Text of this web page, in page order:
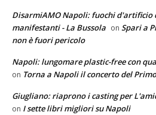
DisarmiAMO Napoli: fuochi d'artificio
manifestanti - La Bussola on Spari a
non è fuori pericolo
Napoli: lungomare plastic-free con
on Torna a Napoli il concerto del
Giugliano: riaprono i casting per
on I sette libri migliori su Napoli